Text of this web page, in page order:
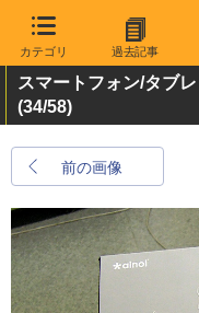
カテゴリ 過去記事
スマートフォン/タブ
(34/58)
前の画像